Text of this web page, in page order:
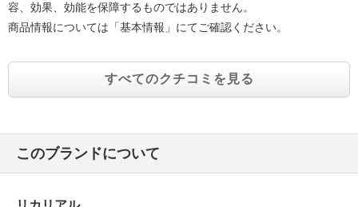
容、効果、効能を保障するものではありません。
商品情報については「基本情報」にてご確認ください。
すべてのクチコミを見る
このブランドについて